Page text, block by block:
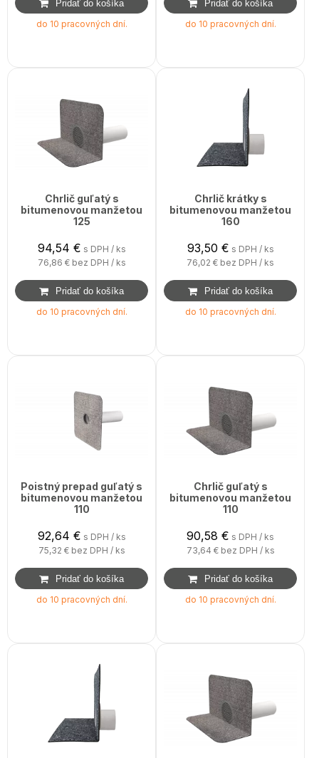
do 10 pracovných dní. do 10 pracovných dní.
Chrlič guľatý s
bitumenovou manžetou
125
94,54 € s DPH / ks
76,86 € bez DPH / ks
do 10 pracovných dní.
Chrlič krátky s
bitumenovou manžetou
160
93,50 € s DPH / ks
76,02 € bez DPH / ks
do 10 pracovných dní.
Poistný prepad guľatý s
bitumenovou manžetou
110
92,64 € s DPH / ks
75,32 € bez DPH / ks
do 10 pracovných dní.
Chrlič guľatý s
bitumenovou manžetou
110
90,58 € s DPH / ks
73,64 € bez DPH / ks
do 10 pracovných dní.